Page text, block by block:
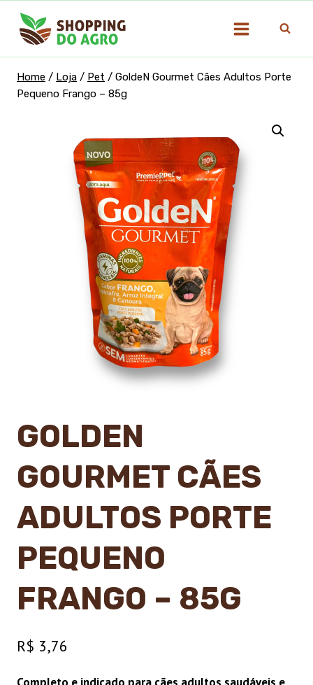
para
Home / Loja / Pet / GoldeN Gourmet Cães Adultos Porte
Pequeno Frango – 85g
GOLDEN
GOURMET CÃES
ADULTOS PORTE
PEQUENO
FRANGO – 85G
R$ 3,76
Completo e indicado para cães adultos saudáveis e